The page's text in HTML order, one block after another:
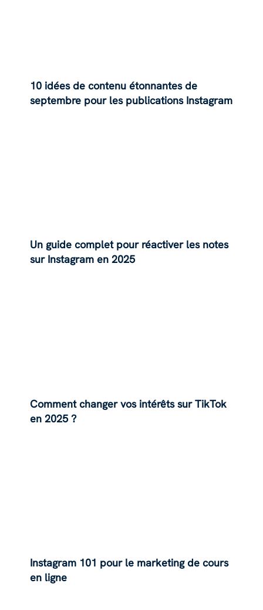
10 idées de contenu étonnantes de
septembre pour les publications Instagram
Un guide complet pour réactiver les notes
sur Instagram en 2025
Comment changer vos intérêts sur TikTok
en 2025 ?
Instagram 101 pour le marketing de cours
en ligne